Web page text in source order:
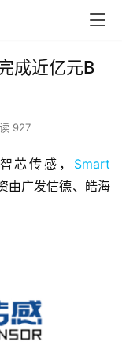
成近亿元B
927
芯传感， Smart
由广发信德、皓海